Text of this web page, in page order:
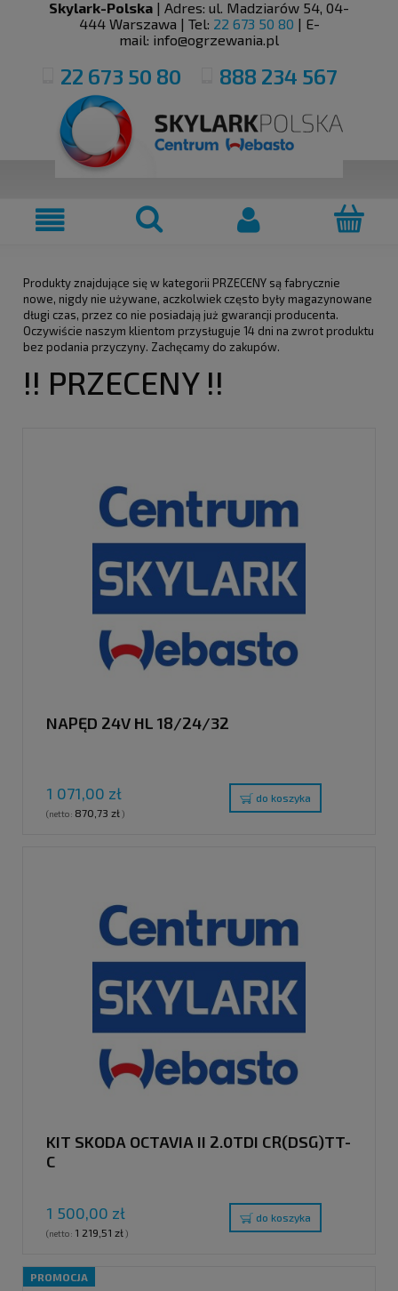
Skylark-Polska | Adres: ul. Madziarów 54, 04-
444 Warszawa | Tel: 22 673 50 80 | E-
mail: info@ogrzewania.pl
22 673 50 80 888 234 567
Produkty znajdujące się w kategorii PRZECENY są fabrycznie
nowe, nigdy nie używane, aczkolwiek często były magazynowane
długi czas, przez co nie posiadają już gwarancji producenta.
Oczywiście naszym klientom przysługuje 14 dni na zwrot produktu
bez podania przyczyny. Zachęcamy do zakupów.
!! PRZECENY !!
NAPĘD 24V HL 18/24/32
1 071,00 zł
(netto: 870,73 zł)
do koszyka
KIT SKODA OCTAVIA II 2.0TDI CR(DSG)TT-
C
1 500,00 zł
(netto: 1 219,51 zł)
do koszyka
PROMOCJA